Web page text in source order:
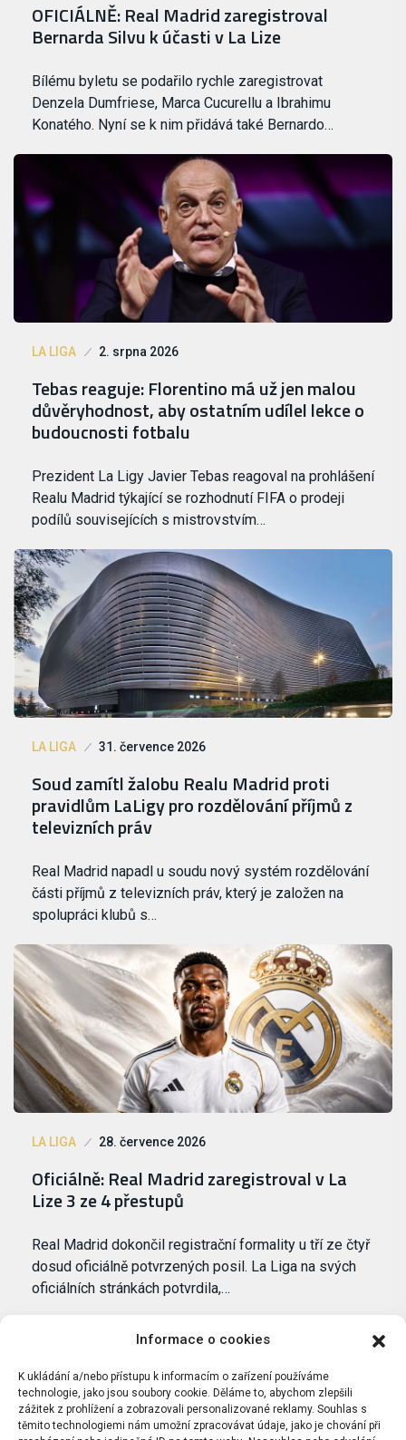
Informace o cookies
K ukládání a/nebo přístupu k informacím o zařízení používáme
technologie, jako jsou soubory cookie. Děláme to, abychom zlepšili
zážitek z prohlížení a zobrazovali personalizované reklamy. Souhlas s
těmito technologiemi nám umožní zpracovávat údaje, jako je chování při
OFICIÁLNĚ: Real Madrid zaregistroval
Bernarda Silvu k účasti v La Lize
Bílému byletu se podařilo rychle zaregistrovat
Denzela Dumfriese, Marca Cucurellu a Ibrahimu
Konatého. Nyní se k nim přidává také Bernardo…
LA LIGA 2. srpna 2026
Tebas reaguje: Florentino má už jen malou
důvěryhodnost, aby ostatním udílel lekce o
budoucnosti fotbalu
Prezident La Ligy Javier Tebas reagoval na prohlášení
Realu Madrid týkající se rozhodnutí FIFA o prodeji
podílů souvisejících s mistrovstvím…
LA LIGA 31. července 2026
Soud zamítl žalobu Realu Madrid proti
pravidlům LaLigy pro rozdělování příjmů z
televizních práv
Real Madrid napadl u soudu nový systém rozdělování
části příjmů z televizních práv, který je založen na
spolupráci klubů s…
LA LIGA 28. července 2026
Oficiálně: Real Madrid zaregistroval v La
Lize 3 ze 4 přestupů
Real Madrid dokončil registrační formality u tří ze čtyř
dosud oficiálně potvrzených posil. La Liga na svých
oficiálních stránkách potvrdila,…